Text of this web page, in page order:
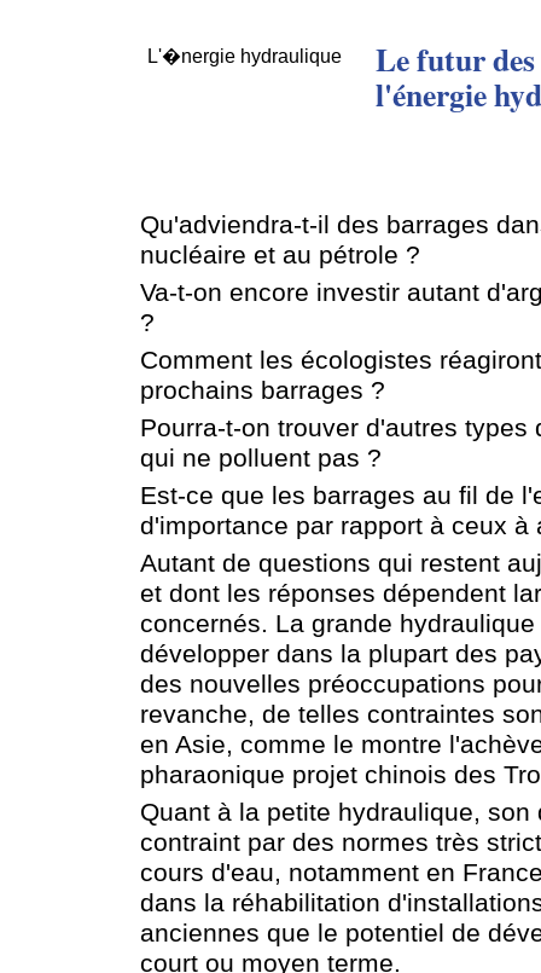
L'�nergie hydraulique Le futur
l'énergie
Qu'adviendra-t-il des barrages
nucléaire et au pétrole ?
Va-t-on encore investir autant
?
Comment les écologistes
prochains barrages ?
Pourra-t-on trouver d'autres types
qui ne polluent pas ?
Est-ce que les barrages au fil de
d'importance par rapport à ceux à
Autant de questions qui restent
et dont les réponses dépendent
concernés. La grande
développer dans la plupart des
des nouvelles préoccupations
revanche, de telles contraintes
en Asie, comme le montre
pharaonique projet chinois des
Quant à la petite hydraulique,
contraint par des normes très
cours d'eau, notamment en
dans la réhabilitation
anciennes que le potentiel de
court ou moyen terme.